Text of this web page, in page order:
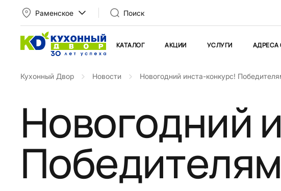
Раменское Поиск
КАТАЛОГ АКЦИИ УСЛУГИ АДРЕСА
Кухонный Двор Новости Новогодний инста-конкурс!
Новогодний